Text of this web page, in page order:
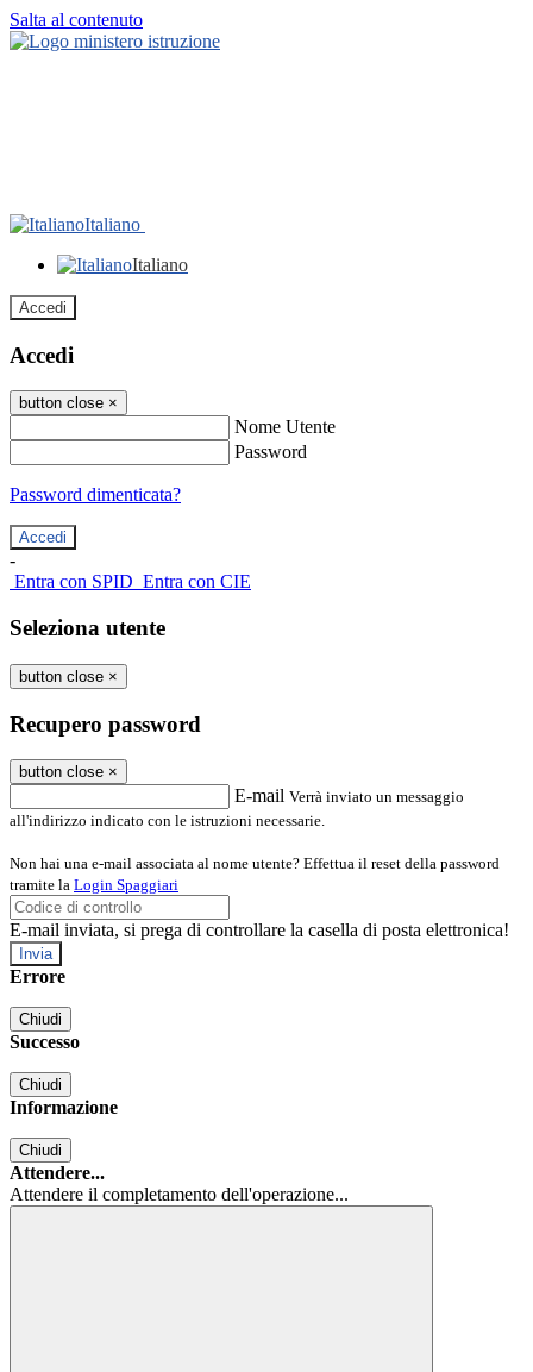
Salta al contenuto
Italiano
Italiano
Accedi
Accedi
button close ×
Nome Utente
Password
Password dimenticata?
-
Entra con SPID Entra con CIE
Seleziona utente
button close ×
Recupero password
button close ×
E-mail Verrà inviato un messaggio
all'indirizzo indicato con le istruzioni necessarie.
Non hai una e-mail associata al nome utente? Effettua il reset della password
tramite la Login Spaggiari
E-mail inviata, si prega di controllare la casella di posta elettronica!
Errore
Chiudi
Successo
Chiudi
Informazione
Chiudi
Attendere...
Attendere il completamento dell'operazione...